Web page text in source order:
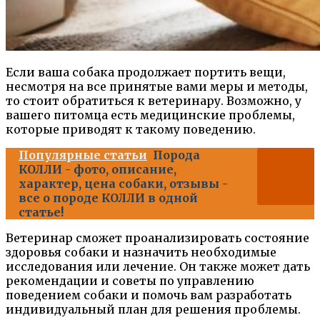
Если ваша собака продолжает портить вещи,
несмотря на все принятые вами меры и методы,
то стоит обратиться к ветеринару. Возможно, у
вашего питомца есть медицинские проблемы,
которые приводят к такому поведению.
Популярные статьи Порода
КОЛЛИ - фото, описание,
характер, цена собаки, отзывы -
все о породе КОЛЛИ в одной
статье!
Ветеринар сможет проанализировать состояние
здоровья собаки и назначить необходимые
исследования или лечение. Он также может дать
рекомендации и советы по управлению
поведением собаки и помочь вам разработать
индивидуальный план для решения проблемы.